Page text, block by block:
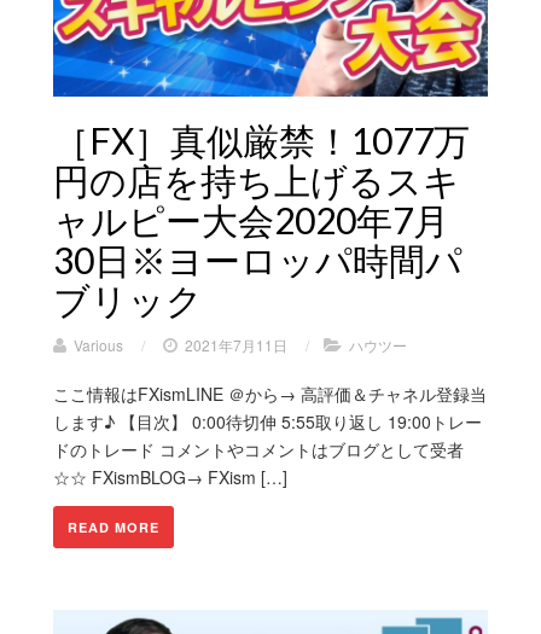
［FX］真似厳禁！1077万
円の店を持ち上げるスキ
ャルピー大会2020年7月
30日※ヨーロッパ時間パ
ブリック
Various / 2021年7月11日 / ハウツー
ここ情報はFXismLINE ＠から→ 高評価＆チャネル登録当
します♪ 【目次】 0:00待切伸 5:55取り返し 19:00トレー
ドのトレード コメントやコメントはブログとして受者
☆☆ FXismBLOG→ FXism […]
READ MORE